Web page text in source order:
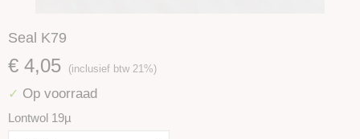
Seal K79
€ 4,05 (inclusief btw 21%)
✓ Op voorraad
Lontwol 19µ